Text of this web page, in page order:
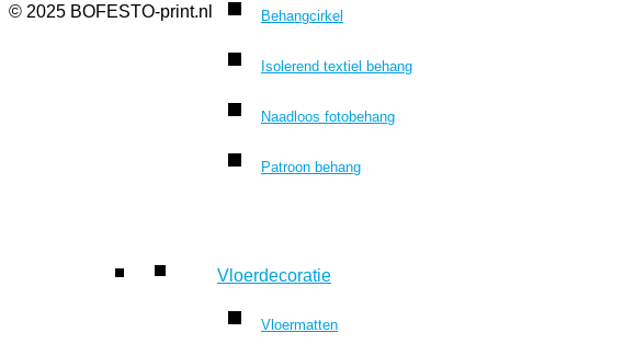
Behangcirkel
Isolerend textiel behang
Naadloos fotobehang
Patroon behang
Vloerdecoratie
Vloermatten
© 2025 BOFESTO-print.nl